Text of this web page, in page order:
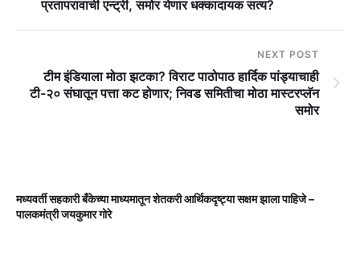
प्रतापरावाची एन्ट्री, समोर येणार धक्कादायक सत्य?
NEXT POST
टीम इंडियाला मोठा झटका? विराट पाठोपाठ हार्दिक पांड्याचाही
टी-२० संघातून पत्ता कट होणार; निवड समितीचा मोठा मास्टरप्लॅन
समोर
मध्यवर्ती सहकारी बँकेच्या माध्यमातून शेतकरी आर्थिकदृष्ट्या सक्षम झाला पाहिजे –
पालकमंत्री जयकुमार गोरे